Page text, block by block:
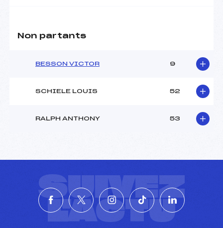
Non partants
BESSON VICTOR 9
SCHIELE LOUIS 52
RALPH ANTHONY 53
SUIVEZ
L'ACTU